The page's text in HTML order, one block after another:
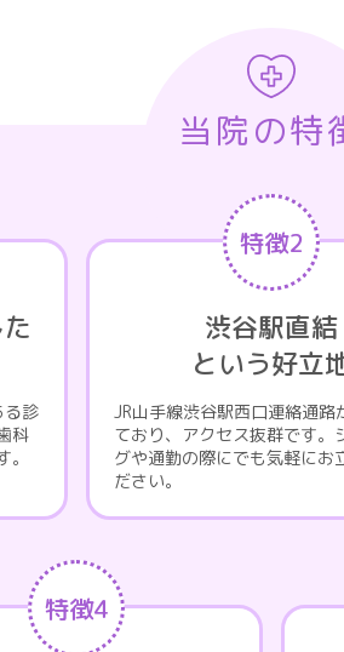
当院の特
診
科
特徴2
渋谷駅直結
という好立
JR山手線渋谷駅西口連絡通路
ており、アクセス抜群です。
グや通勤の際にでも気軽にお
ださい。
特徴4